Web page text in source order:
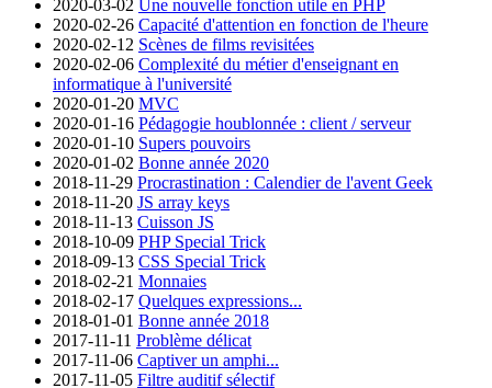
2020-03-02 Une nouvelle fonction utile en PHP
2020-02-26 Capacité d'attention en fonction de l'heure
2020-02-12 Scènes de films revisitées
2020-02-06 Complexité du métier d'enseignant en
informatique à l'université
2020-01-20 MVC
2020-01-16 Pédagogie houblonnée : client / serveur
2020-01-10 Supers pouvoirs
2020-01-02 Bonne année 2020
2018-11-29 Procrastination : Calendier de l'avent Geek
2018-11-20 JS array keys
2018-11-13 Cuisson JS
2018-10-09 PHP Special Trick
2018-09-13 CSS Special Trick
2018-02-21 Monnaies
2018-02-17 Quelques expressions...
2018-01-01 Bonne année 2018
2017-11-11 Problème délicat
2017-11-06 Captiver un amphi...
2017-11-05 Filtre auditif sélectif